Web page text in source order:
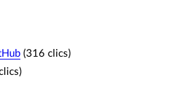
(316 clics)